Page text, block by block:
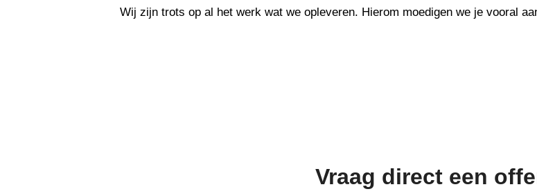
Wij zijn trots op al het werk wat we opleveren. Hierom moedigen we je vooral
Vraag direct een